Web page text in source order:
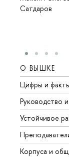
Сатдаров
О ВЫШКЕ
Цифры и
Руководство
Устойчивое
Корпуса и